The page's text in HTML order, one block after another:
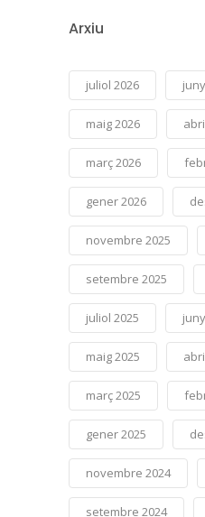
Arxiu
juliol 2026
maig 2026
març 2026
gener 2026
novembre 2025
setembre 2025
juliol 2025
maig 2025
març 2025
gener 2025
novembre 2024
setembre 2024